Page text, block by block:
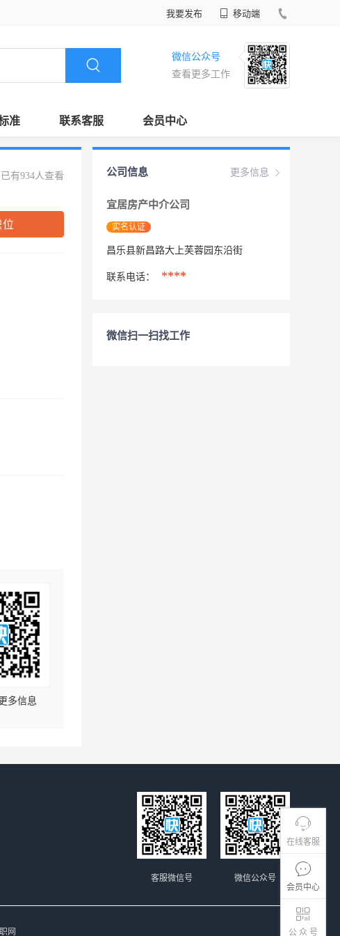
我要发布 移动端
微信公众号
查看更多工作
准 联系客服 会员中心
在线客服
会员中心
公 众 号
已有934人查看
多信息
更多信息
公司信息
宜居房产中介公司
实名认证
昌乐县新昌路大上芙蓉园东沿街
联系电话： ****
微信扫一扫找工作
微信公众号
客服微信号
网